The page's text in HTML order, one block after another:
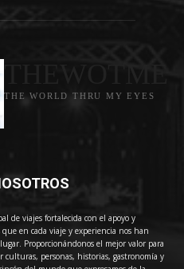
THE WORLD THRU MY EYES
de viajes fortalecida con el apoyo y
en cada viaje y experiencia nos han
Proporcionándonos el mejor valor para
culturas, personas, historias, gastronomía y